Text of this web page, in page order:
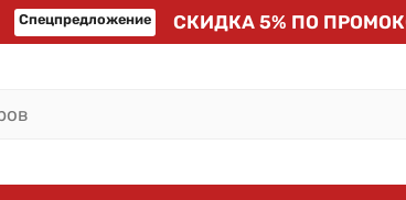
Спецпредложение СКИДКА 5% ПО